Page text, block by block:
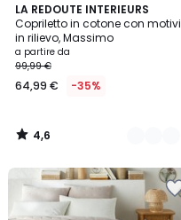
LA REDOUTE INTERIEURS
Copriletto in cotone con motivi
in rilievo, Massimo
a partire da
99,99 €
64,99 € -35%
4,6
/ 5
2
Colori
4,6
/